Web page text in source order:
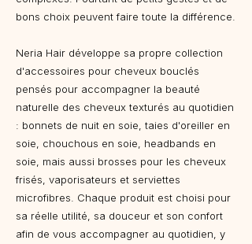
bons choix peuvent faire toute la différence.
Neria Hair développe sa propre collection
d'accessoires pour cheveux bouclés
pensés pour accompagner la beauté
naturelle des cheveux texturés au quotidien
: bonnets de nuit en soie, taies d'oreiller en
soie, chouchous en soie, headbands en
soie, mais aussi brosses pour les cheveux
frisés, vaporisateurs et serviettes
microfibres. Chaque produit est choisi pour
sa réelle utilité, sa douceur et son confort
afin de vous accompagner au quotidien, y